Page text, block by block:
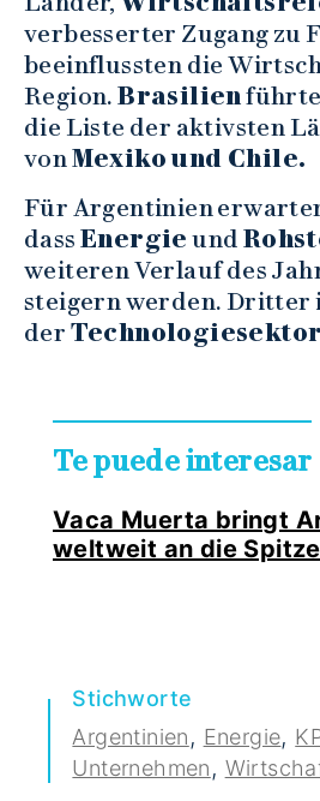
verbesserter Zugang zu
beeinflussten die
Region.Brasilien
die Liste der aktivsten
vonMexiko und Chile.
Für Argentinien
dass Energie und
weiteren Verlauf des
steigern werden. Dritter
der Technologiesektor
Te puede interesar
Vaca Muerta bringt
weltweit an die Spitze
Stichworte
Argentinien, Energie,
Unternehmen,